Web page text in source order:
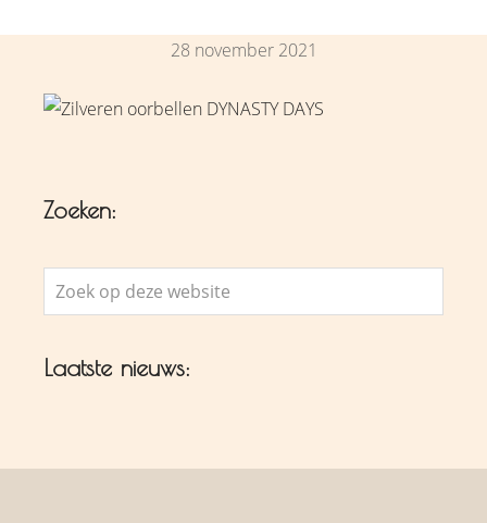
28 november 2021
Zoeken:
Zoek
op
website
Laatste nieuws: